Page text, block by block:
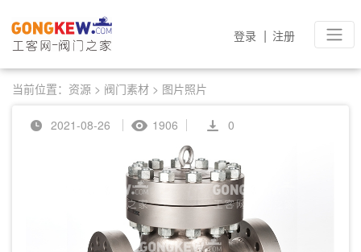
登录 | 注册
当前位置： 资源 > 阀门素材 > 图片照片
2021-08-26 1906 0